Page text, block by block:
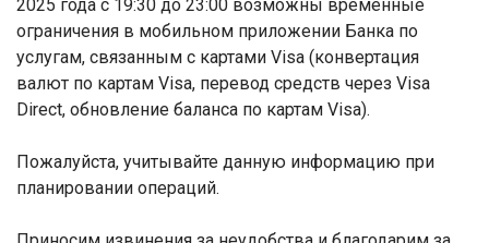
2025 года с 19:30 до 23:00 возможны временные
ограничения в мобильном приложении Банка по
услугам, связанным с картами Visa (конвертация
валют по картам Visa, перевод средств через Visa
Direct, обновление баланса по картам Visa).
Пожалуйста, учитывайте данную информацию при
планировании операций.